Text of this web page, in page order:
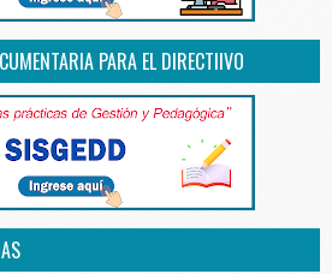
PARA EL DIRECTIIVO